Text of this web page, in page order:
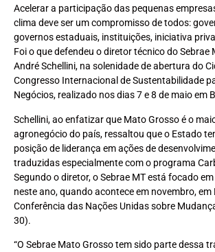
Acelerar a participação das pequenas
clima deve ser um compromisso de todos:
governos estaduais, instituições, iniciativa
Foi o que defendeu o diretor técnico do Sebrae
André Schellini, na solenidade de abertura do
Congresso Internacional de Sustentabilidade
Negócios, realizado nos dias 7 e 8 de maio em
Schellini, ao enfatizar que Mato Grosso é o
agronegócio do país, ressaltou que o Estado
posição de liderança em ações de
traduzidas especialmente com o programa
Segundo o diretor, o Sebrae MT está focado
neste ano, quando acontece em novembro, em
Conferência das Nações Unidas sobre
30).
“O Sebrae Mato Grosso tem sido parte dessa